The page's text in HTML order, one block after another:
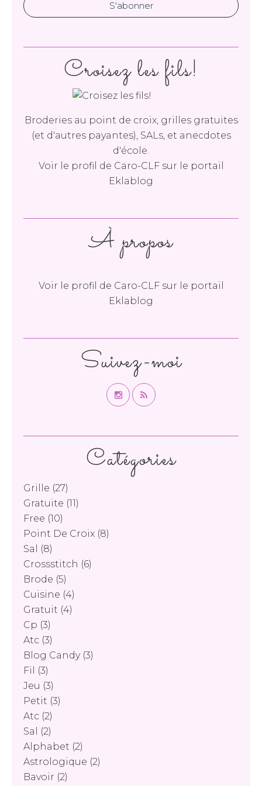
Catégories
Grille (27)
Gratuite (11)
Free (10)
Point De Croix (8)
Sal
(8)
Crossstitch (6)
Brode (5)
Cuisine (4)
Gratuit (4)
Cp (3)
Atc (3)
Blog Candy(3)
Fil
(3)
Jeu (3)
Petit (3)
Atc (2)
Sal
(2)
Alphabet (2)
Astrologique (2)
Bavoir (2)
Croisez les fils!
Broderies au point de croix, grilles gratuites
(et d'autres payantes), SALs, et anecdotes
d'école.
Voir le profil de Caro-CLFsur le portail
Eklablog
Suivez-moi
À propos
Voir le profil de Caro-CLFsur le portail
Eklablog